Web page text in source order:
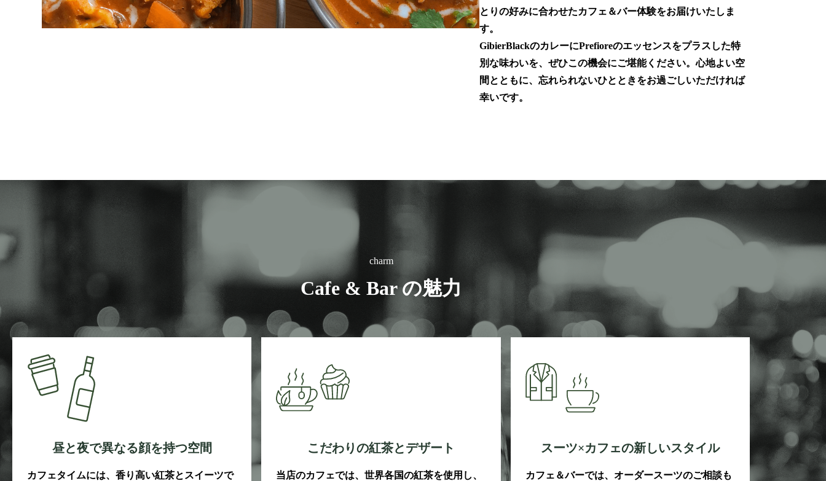
とりの好みに合わせたカフェ＆バー体験をお届けいたしま
す。
GibierBlackのカレーにPrefioreのエッセンスをプラスした特
別な味わいを、ぜひこの機会にご堪能ください。心地よい空
間とともに、忘れられないひとときをお過ごしいただければ
幸いです。
charm
Cafe & Bar の魅力
昼と夜で異なる顔を持つ空間
カフェタイムには、香り高い紅茶とスイーツで
こだわりの紅茶とデザート
当店のカフェでは、世界各国の紅茶を使用し、
スーツ×カフェの新しいスタイル
カフェ＆バーでは、オーダースーツのご相談も